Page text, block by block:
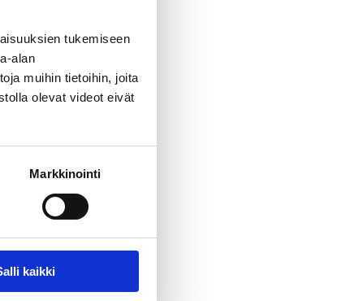
tukemiseen
alan
muihin tietoihin, joita
olevat videot eivät
Markkinointi
kaikki